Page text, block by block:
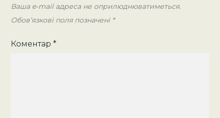
2024
Ваша e-mail адреса не оприлюднюватиметься.
Обов’язкові поля позначені *
Коментар*